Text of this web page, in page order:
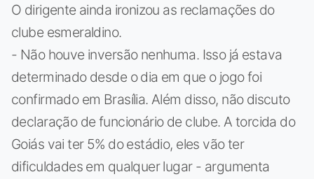
O dirigente ainda ironizou as reclamações do
clube esmeraldino.
- Não houve inversão nenhuma. Isso já estava
determinado desde o dia em que o jogo foi
confirmado em Brasília. Além disso, não discuto
declaração de funcionário de clube. A torcida do
Goiás vai ter 5% do estádio, eles vão ter
dificuldades em qualquer lugar - argumenta